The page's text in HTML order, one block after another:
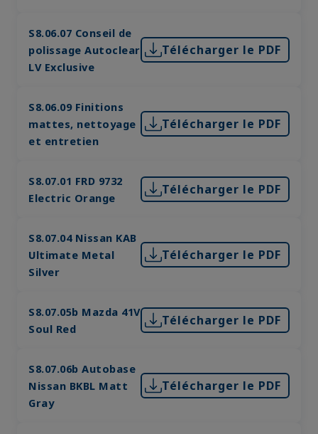
S8.06.07 Conseil de
polissage Autoclear
LV Exclusive
Télécharger le PDF
S8.06.09 Finitions
mattes, nettoyage
et entretien
Télécharger le PDF
S8.07.01 FRD 9732
Electric Orange
Télécharger le PDF
S8.07.04 Nissan KAB
Ultimate Metal
Silver
Télécharger le PDF
S8.07.05b Mazda 41V
Soul Red
Télécharger le PDF
S8.07.06b Autobase
Nissan BKBL Matt
Gray
Télécharger le PDF